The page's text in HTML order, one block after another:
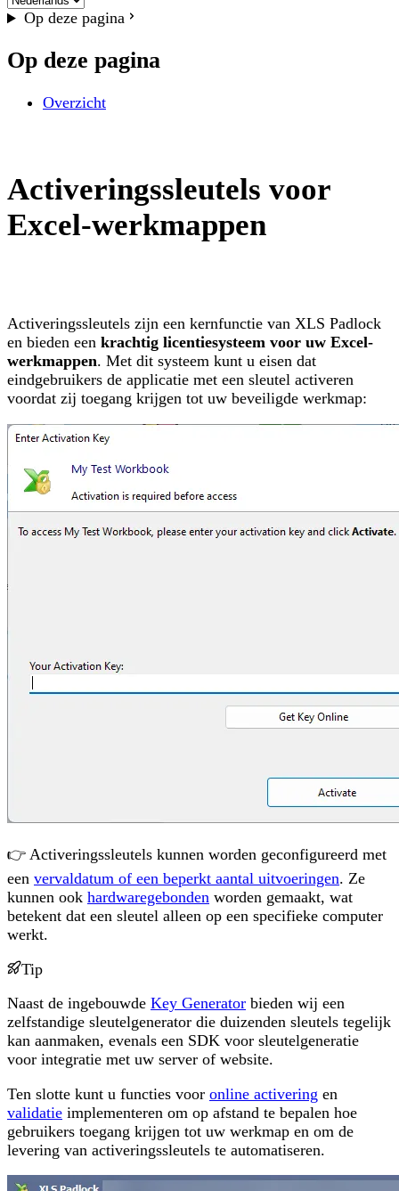
Op deze pagina
Op deze pagina
Overzicht
Activeringssleutels voor
Excel-werkmappen
Activeringssleutels zijn een kernfunctie van XLS Padlock
en bieden een krachtig licentiesysteem voor uw Excel-
werkmappen. Met dit systeem kunt u eisen dat
eindgebruikers de applicatie met een sleutel activeren
voordat zij toegang krijgen tot uw beveiligde werkmap:
👉 Activeringssleutels kunnen worden geconfigureerd met
een vervaldatum of een beperkt aantal uitvoeringen. Ze
kunnen ook hardwaregebonden worden gemaakt, wat
betekent dat een sleutel alleen op een specifieke computer
werkt.
Tip
Naast de ingebouwde Key Generator bieden wij een
zelfstandige sleutelgenerator die duizenden sleutels tegelijk
kan aanmaken, evenals een SDK voor sleutelgeneratie
voor integratie met uw server of website.
Ten slotte kunt u functies voor online activering en
validatie implementeren om op afstand te bepalen hoe
gebruikers toegang krijgen tot uw werkmap en om de
levering van activeringssleutels te automatiseren.